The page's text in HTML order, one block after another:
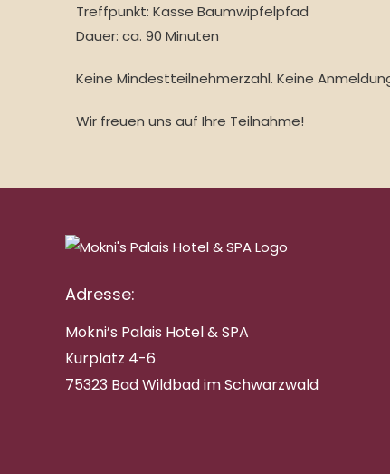
Treffpunkt: Kasse Baumwipfelpfad
Dauer: ca. 90 Minuten
Keine Mindestteilnehmerzahl. Keine
Wir freuen uns auf Ihre Teilnahme!
Adresse:
Mokni’s Palais Hotel & SPA
Kurplatz 4-6
75323 Bad Wildbad im Schwarzwald